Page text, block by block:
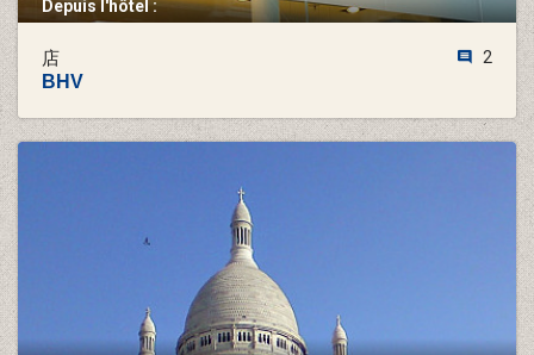
Depuis l'hôtel :
2
店
BHV